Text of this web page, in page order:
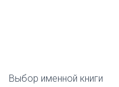
Выбор именной книги